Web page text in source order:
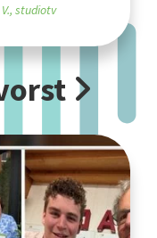
studiotv